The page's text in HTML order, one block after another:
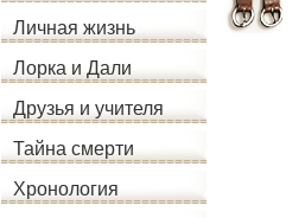
Личная жизнь
Лорка и Дали
Друзья и учителя
Тайна смерти
Хронология